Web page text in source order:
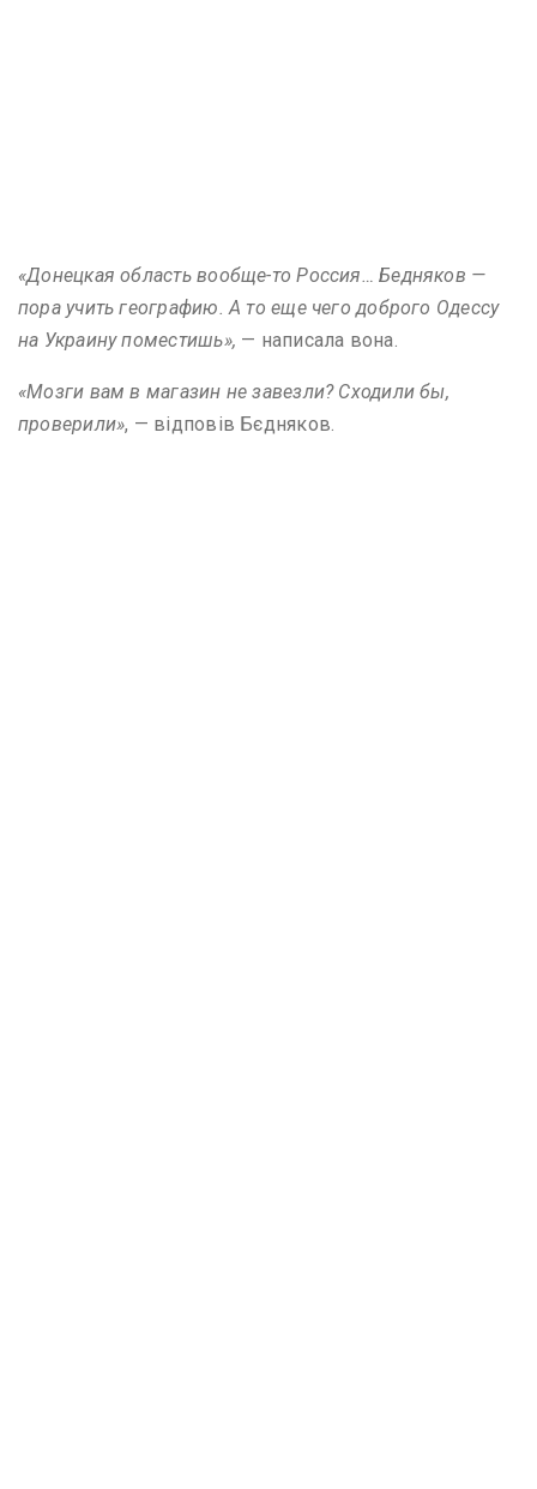
«Донецкая область вообще-то Россия… Бедняков —
пора учить географию. А то еще чего доброго Одессу
на Украину поместишь», — написала вона.
«Мозги вам в магазин не завезли? Сходили бы,
проверили», — відповів Бєдняков.